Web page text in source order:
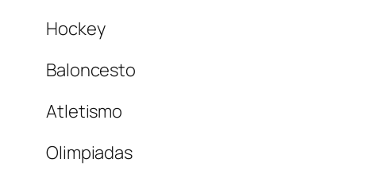
Hockey
Baloncesto
Atletismo
Olimpiadas